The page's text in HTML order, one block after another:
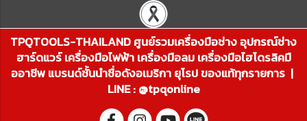
TPQTOOLS-THAILAND ศูนย์รวมเครื่องมือช่าง อุปกรณ์ช่าง
ฮาร์ดแวร์ เครื่องมือไฟฟ้า เครื่องมือลม เครื่องมือไฮโดรลิคมื
ออาชีพ แบรนด์ชั้นนำชื่อดังอเมริกา ยุโรป ของแท้ทุกรายการ |
LINE : @tpqonline